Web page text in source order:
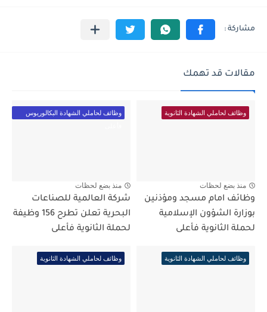
مقالات قد تهمك
وظائف لحاملي الشهادة الثانوية
منذ بضع لحظات
وظائف امام مسجد ومؤذنين
بوزارة الشؤون الإسلامية
لحملة الثانوية فأعلى
وظائف لحاملي الشهادة البكالوريوس
منذ بضع لحظات
شركة العالمية للصناعات
البحرية تعلن تطرح 156 وظيفة
لحملة الثانوية فأعلى
وظائف لحاملي الشهادة الثانوية وظائف لحاملي الشهادة الثانوية